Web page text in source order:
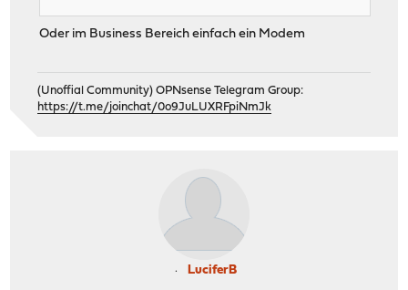
Oder im Business Bereich einfach ein Modem
(Unoffial Community) OPNsense Telegram Group:
https://t.me/joinchat/0o9JuLUXRFpiNmJk
LuciferB